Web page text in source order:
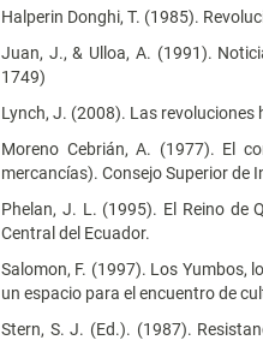
Halperin Donghi, T. (1985).
Juan, J., & Ulloa, A. (1991).
1749)
Lynch, J. (2008). Las
Moreno Cebrián, A. (1977). El
mercancías). Consejo Superior de
Phelan, J. L. (1995). El Reino de
Central del Ecuador.
Salomon, F. (1997). Los Yumbos,
un espacio para el encuentro de
Stern, S. J. (Ed.). (1987).